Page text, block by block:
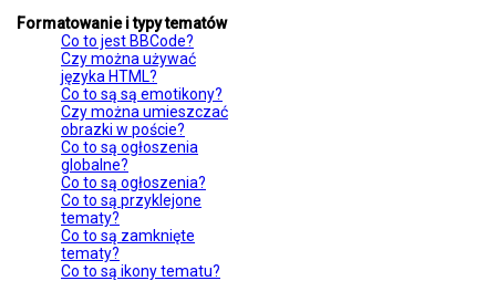
Formatowanie i typy tematów
Co to jest BBCode?
Czy można używać
języka HTML?
Co to są są emotikony?
Czy można umieszczać
obrazki w poście?
Co to są ogłoszenia
globalne?
Co to są ogłoszenia?
Co to są przyklejone
tematy?
Co to są zamknięte
tematy?
Co to są ikony tematu?